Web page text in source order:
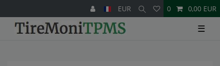
EUR 0 0,00 EUR
☰